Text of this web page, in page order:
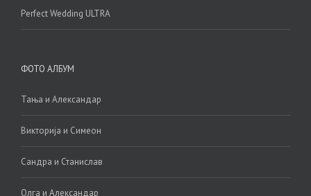
Perfect Wedding ULTRA
ФОТО АЛБУМ
Тања и Александар
Викторија и Симеон
Сандра и Станислав
Олга и Александар